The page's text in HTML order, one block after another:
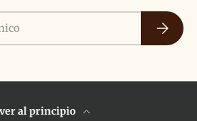
al principio